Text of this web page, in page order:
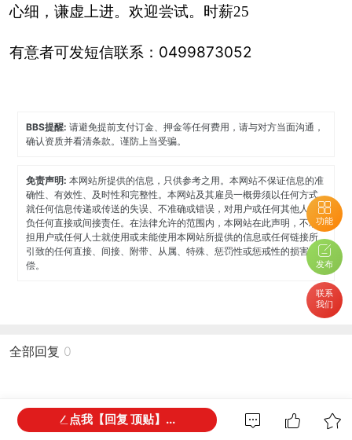
功能
发布
联系
我们
心细，谦虚上进。欢迎尝试。时薪25
有意者可发短信联系：0499873052
BBS提醒:请避免提前支付订金、押金等任何费用，请与对方当面沟通，
确认资质并看清条款。谨防上当受骗。
免责声明:本网站所提供的信息，只供参考之用。本网站不保证信息的准
确性、有效性、及时性和完整性。本网站及其雇员一概毋须以任何方式
就任何信息传递或传送的失误、不准确或错误，对用户或任何其他人士
负任何直接或间接责任。在法律允许的范围内，本网站在此声明，不承
担用户或任何人士就使用或未能使用本网站所提供的信息或任何链接所
引致的任何直接、间接、附带、从属、特殊、惩罚性或惩戒性的损害赔
偿。
全部回复 0
点我【回复 顶贴】...